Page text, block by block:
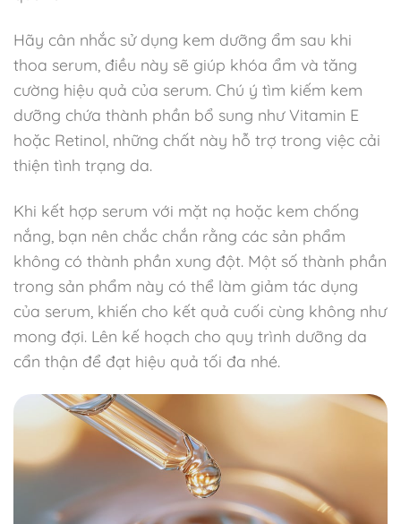
Hãy cân nhắc sử dụng kem dưỡng ẩm sau khi
thoa serum, điều này sẽ giúp khóa ẩm và tăng
cường hiệu quả của serum. Chú ý tìm kiếm kem
dưỡng chứa thành phần bổ sung như Vitamin E
hoặc Retinol, những chất này hỗ trợ trong việc cải
thiện tình trạng da.
Khi kết hợp serum với mặt nạ hoặc kem chống
nắng, bạn nên chắc chắn rằng các sản phẩm
không có thành phần xung đột. Một số thành phần
trong sản phẩm này có thể làm giảm tác dụng
của serum, khiến cho kết quả cuối cùng không như
mong đợi. Lên kế hoạch cho quy trình dưỡng da
cẩn thận để đạt hiệu quả tối đa nhé.